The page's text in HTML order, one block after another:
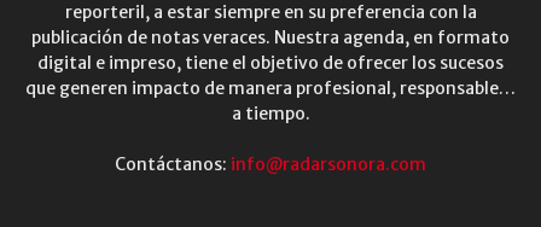
reporteril, a estar siempre en su preferencia con la
publicación de notas veraces. Nuestra agenda, en formato
digital e impreso, tiene el objetivo de ofrecer los sucesos
que generen impacto de manera profesional, responsable…
a tiempo.
Contáctanos: info@radarsonora.com